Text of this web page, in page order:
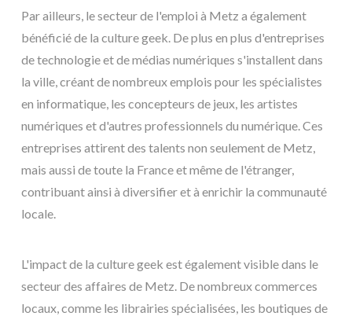
Par ailleurs, le secteur de l'emploi à Metz a également
bénéficié de la culture geek. De plus en plus d'entreprises
de technologie et de médias numériques s'installent dans
la ville, créant de nombreux emplois pour les spécialistes
en informatique, les concepteurs de jeux, les artistes
numériques et d'autres professionnels du numérique. Ces
entreprises attirent des talents non seulement de Metz,
mais aussi de toute la France et même de l'étranger,
contribuant ainsi à diversifier et à enrichir la communauté
locale.
L'impact de la culture geek est également visible dans le
secteur des affaires de Metz. De nombreux commerces
locaux, comme les librairies spécialisées, les boutiques de